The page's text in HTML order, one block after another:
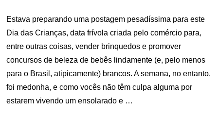
Estava preparando uma postagem pesadíssima para este
Dia das Crianças, data frívola criada pelo comércio para,
entre outras coisas, vender brinquedos e promover
concursos de beleza de bebês lindamente (e, pelo menos
para o Brasil, atipicamente) brancos. A semana, no entanto,
foi medonha, e como vocês não têm culpa alguma por
estarem vivendo um ensolarado e …